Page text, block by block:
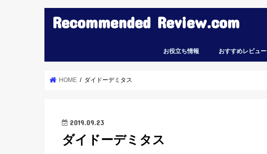
Recommended Review.com
お役立ち情報 おすすめレビュー
HOME ダイドーデミタス
2019.09.23
ダイドーデミタス